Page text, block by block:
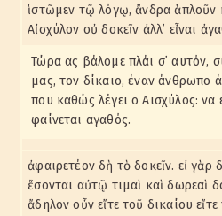
ἱστῶμεν τῷ λόγῳ, ἄνδρα ἁπλοῦν
Αἰσχύλον οὐ δοκεῖν ἀλλ᾽ εἶναι
Τώρα ας βάλομε πλάι σ᾽ αυτόν,
μας, τον δίκαιο, έναν άνθρωπο
που καθώς λέγει ο Αισχύλος: να
φαίνεται αγαθός.
ἀφαιρετέον δὴ τὸ δοκεῖν. εἰ γὰρ
ἔσονται αὐτῷ τιμαὶ καὶ δωρεαὶ
ἄδηλον οὖν εἴτε τοῦ δικαίου